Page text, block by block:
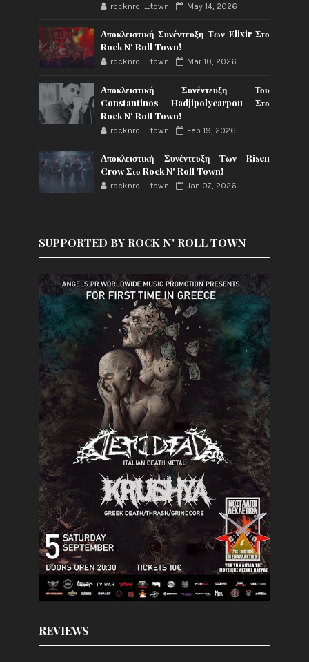
rocknroll_town May 14, 2026
Αποκλειστική Συνέντευξη Των Elixir Στο
Rock N' Roll Town!
rocknroll_town Mar 10, 2026
Αποκλειστική Συνέντευξη Του
Constantinos Hadjipolycarpou Στο
Rock N' Roll Town!
rocknroll_town Feb 19, 2026
Αποκλειστική Συνέντευξη Των Risen
Crow Στο Rock N' Roll Town!
rocknroll_town Jan 07, 2026
SUPPORTED BY ROCK N' ROLL TOWN
REVIEWS